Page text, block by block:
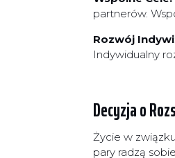
partnerów.
Rozwój
Indywidualny
Decyzja o
Życie w
pary radzą